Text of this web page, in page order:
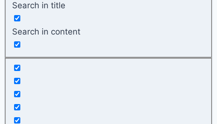
Search in title
Search in content